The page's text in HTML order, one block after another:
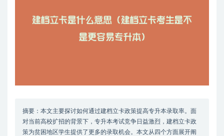
摘要：本文主要探讨如何通过建档立卡政策提高专升本录取率。面
对当前高校扩招的背景下，专升本考试竞争日益激烈，建档立卡政
策为贫困地区学生提供了更多的录取机会。本文从四个方面展开阐